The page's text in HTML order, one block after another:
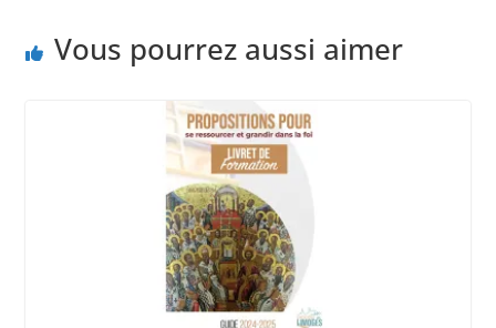
Vous pourrez aussi aimer